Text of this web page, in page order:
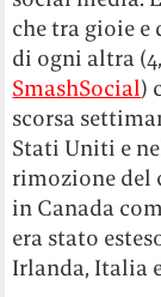
che tra gioie
di ogni altra
SmashSocial)
scorsa
Stati Uniti e
rimozione del
in Canada
era stato
Irlanda, Italia